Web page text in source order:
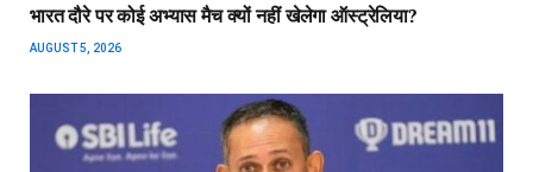
भारत दौरे पर कोई अभ्यास मैच क्यों नहीं खेलेगा ऑस्ट्रेलिया?
AUGUST 5, 2026